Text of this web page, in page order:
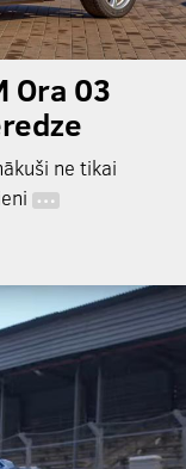
Ora 03
ne tikai
…